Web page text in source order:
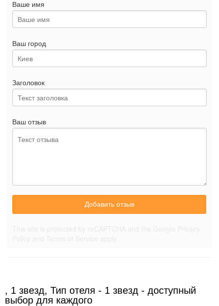
Ваше имя
Ваш город
Заголовок
Ваш отзыв
Добавить отзыв
, 1 звезд, Тип отеля - 1 звезд - доступный
выбор для каждого